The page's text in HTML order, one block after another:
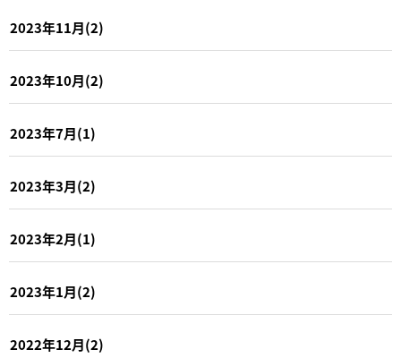
2023年11月(2)
2023年10月(2)
2023年7月(1)
2023年3月(2)
2023年2月(1)
2023年1月(2)
2022年12月(2)